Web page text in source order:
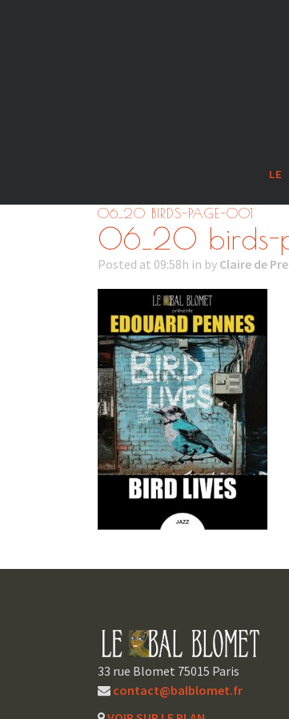
LE
06_20 BIRDS-PAGE-001
06_20 birds-
Posted at 09:58h in by Claire de
33 rue Blomet 75015 Paris
contact@balblomet.fr